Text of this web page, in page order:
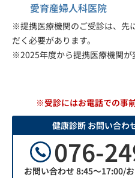
愛育産婦人科医院
※提携医療機関のご受診は、先
だく必要があります。
※2025年度から提携医療機関が
※受診にはお電話での事
健康診断 お問い合わ
076-
お問い合わせ 8:45～17:00/